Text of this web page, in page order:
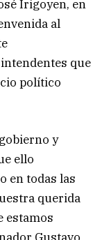
Irigoyen, en
al
que
político
y
ello
en todas las
querida
estamos